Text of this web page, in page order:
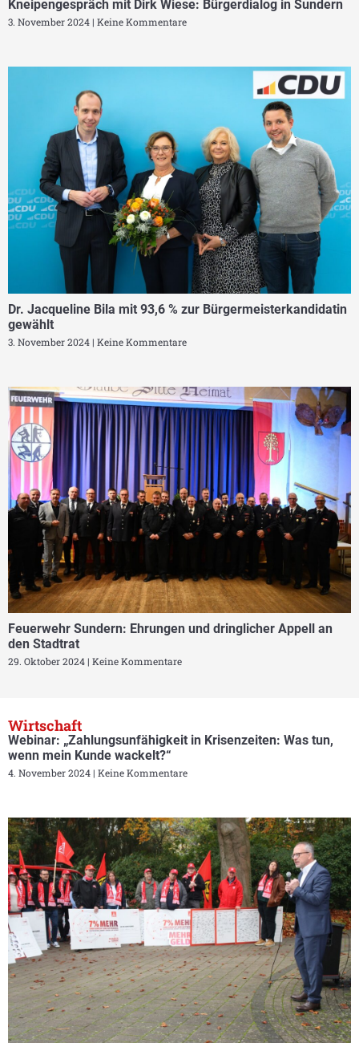
Kneipengespräch mit Dirk Wiese: Bürgerdialog in Sundern
3. November 2024 Keine Kommentare
Dr. Jacqueline Bila mit 93,6 % zur Bürgermeisterkandidatin
gewählt
3. November 2024 Keine Kommentare
Feuerwehr Sundern: Ehrungen und dringlicher Appell an
den Stadtrat
29. Oktober 2024 Keine Kommentare
Wirtschaft
Webinar: „Zahlungsunfähigkeit in Krisenzeiten: Was tun,
wenn mein Kunde wackelt?“
4. November 2024 Keine Kommentare